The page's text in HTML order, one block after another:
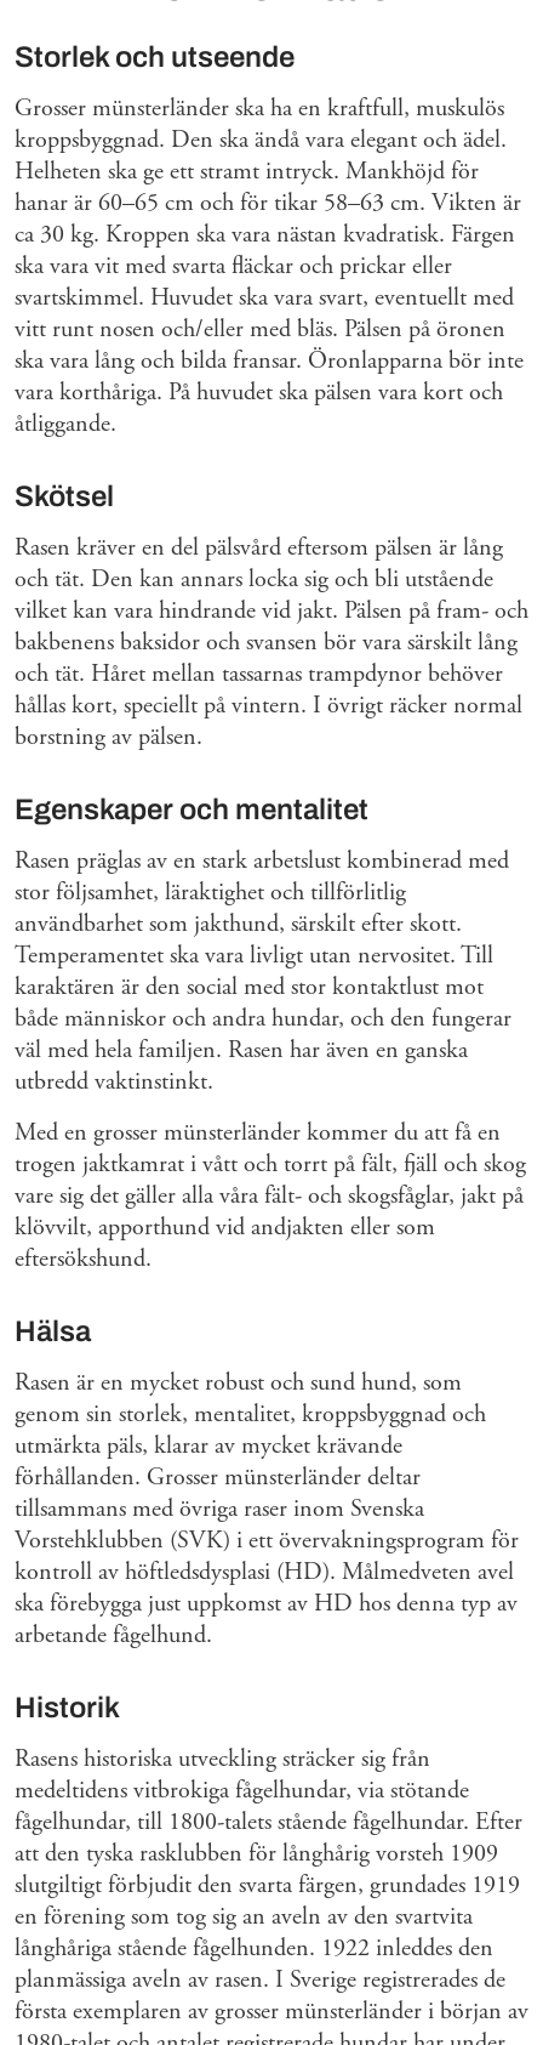
Storlek och utseende
Grosser münsterländer ska ha en kraftfull, muskulös
kroppsbyggnad. Den ska ändå vara elegant och ädel.
Helheten ska ge ett stramt intryck. Mankhöjd för
hanar är 60–65 cm och för tikar 58–63 cm. Vikten är
ca 30 kg. Kroppen ska vara nästan kvadratisk. Färgen
ska vara vit med svarta fläckar och prickar eller
svartskimmel. Huvudet ska vara svart, eventuellt med
vitt runt nosen och/eller med bläs. Pälsen på öronen
ska vara lång och bilda fransar. Öronlapparna bör inte
vara korthåriga. På huvudet ska pälsen vara kort och
åtliggande.
Skötsel
Rasen kräver en del pälsvård eftersom pälsen är lång
och tät. Den kan annars locka sig och bli utstående
vilket kan vara hindrande vid jakt. Pälsen på fram- och
bakbenens baksidor och svansen bör vara särskilt lång
och tät. Håret mellan tassarnas trampdynor behöver
hållas kort, speciellt på vintern. I övrigt räcker normal
borstning av pälsen.
Egenskaper och mentalitet
Rasen präglas av en stark arbetslust kombinerad med
stor följsamhet, läraktighet och tillförlitlig
användbarhet som jakthund, särskilt efter skott.
Temperamentet ska vara livligt utan nervositet. Till
karaktären är den social med stor kontaktlust mot
både människor och andra hundar, och den fungerar
väl med hela familjen. Rasen har även en ganska
utbredd vaktinstinkt.
Med en grosser münsterländer kommer du att få en
trogen jaktkamrat i vått och torrt på fält, fjäll och skog
vare sig det gäller alla våra fält- och skogsfåglar, jakt på
klövvilt, apporthund vid andjakten eller som
eftersökshund.
Hälsa
Rasen är en mycket robust och sund hund, som
genom sin storlek, mentalitet, kroppsbyggnad och
utmärkta päls, klarar av mycket krävande
förhållanden. Grosser münsterländer deltar
tillsammans med övriga raser inom Svenska
Vorstehklubben (SVK) i ett övervakningsprogram för
kontroll av höftledsdysplasi (HD). Målmedveten avel
ska förebygga just uppkomst av HD hos denna typ av
arbetande fågelhund.
Historik
Rasens historiska utveckling sträcker sig från
medeltidens vitbrokiga fågelhundar, via stötande
fågelhundar, till 1800-talets stående fågelhundar. Efter
att den tyska rasklubben för långhårig vorsteh 1909
slutgiltigt förbjudit den svarta färgen, grundades 1919
en förening som tog sig an aveln av den svartvita
långhåriga stående fågelhunden. 1922 inleddes den
planmässiga aveln av rasen. I Sverige registrerades de
första exemplaren av grosser münsterländer i början av